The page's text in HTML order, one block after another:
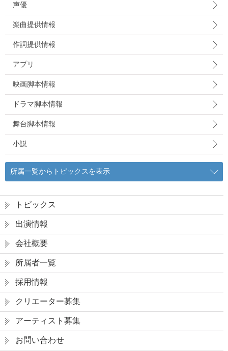
声優
楽曲提供情報
作詞提供情報
アプリ
映画脚本情報
ドラマ脚本情報
舞台脚本情報
小説
所属一覧からトピックスを表示
トピックス
出演情報
会社概要
所属者一覧
採用情報
クリエーター募集
アーティスト募集
お問い合わせ